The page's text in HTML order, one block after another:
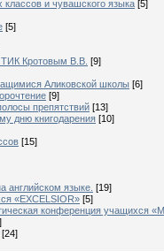
и чувашского языка [5]
[5]
ТИК Кротовым В.В. [9]
Аликовской школы [6]
[9]
препятствий [13]
дню книгодарения [10]
[15]
английском языке. [19]
«EXCELSIOR» [5]
конференция учащихся
[24]